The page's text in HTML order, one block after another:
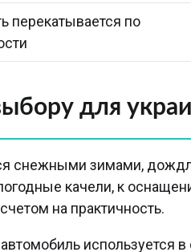
перекатывается по
для
снежными зимами,
качели, к
на практичность.
используется